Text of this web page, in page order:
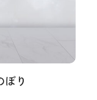
り